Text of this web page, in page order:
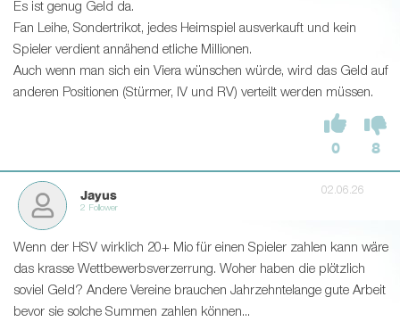
Es ist genug Geld da.
Fan Leihe, Sondertrikot, jedes Heimspiel ausverkauft und kein
Spieler verdient annähend etliche Millionen.
Auch wenn man sich ein Viera wünschen würde, wird das Geld auf
anderen Positionen (Stürmer, IV und RV) verteilt werden müssen.
0 8
Jayus
2 Follower
02.06.26
Wenn der HSV wirklich 20+ Mio für einen Spieler zahlen kann wäre
das krasse Wettbewerbsverzerrung. Woher haben die plötzlich
soviel Geld? Andere Vereine brauchen Jahrzehntelange gute Arbeit
bevor sie solche Summen zahlen können...